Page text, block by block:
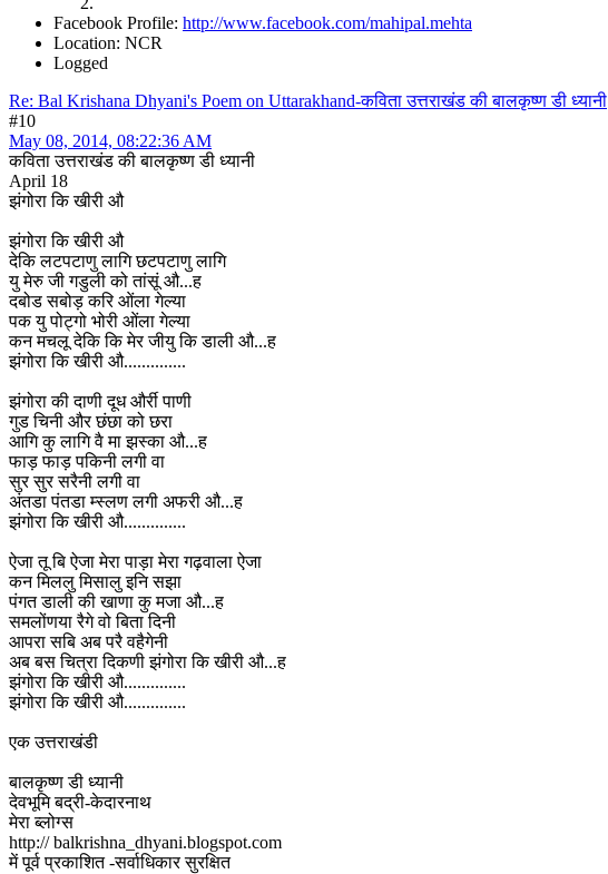
Facebook Profile: http://www.facebook.com/mahipal.mehta
Location: NCR
Logged
Re: Bal Krishana Dhyani's Poem on Uttarakhand-कविता उत्तराखंड की बालकृष्ण डी ध्यानी
#10
May 08, 2014, 08:22:36 AM
कविता उत्तराखंड की बालकृष्ण डी ध्यानी
April 18
झंगोरा कि खीरी औ
झंगोरा कि खीरी औ
देकि लटपटाणु लागि छटपटाणु लागि
यु मेरु जी गडुली को तांसूं औ...ह
दबोड सबोड़ करि ओंला गेल्या
पक यु पोट्गो भोरी ओंला गेल्या
कन मचलू देकि कि मेर जीयु कि डाली औ...ह
झंगोरा कि खीरी औ..............
झंगोरा की दाणी दूध और्री पाणी
गुड चिनी और छंछा को छरा
आगि कु लागि वै मा झस्का औ...ह
फाड़ फाड़ पकिनी लगी वा
सुर सुर सरैनी लगी वा
अंतडा पंतडा म्स्लण लगी अफरी औ...ह
झंगोरा कि खीरी औ..............
ऐजा तू बि ऐजा मेरा पाड़ा मेरा गढ़वाला ऐजा
कन मिललु मिसालु इनि सझा
पंगत डाली की खाणा कु मजा औ...ह
समलोंणया रैगे वो बिता दिनी
आपरा सबि अब परै वहैगेनी
अब बस चित्रा दिकणी झंगोरा कि खीरी औ...ह
झंगोरा कि खीरी औ..............
झंगोरा कि खीरी औ..............
एक उत्तराखंडी
बालकृष्ण डी ध्यानी
देवभूमि बद्री-केदारनाथ
मेरा ब्लोग्स
http:// balkrishna_dhyani.blogspot.com
में पूर्व प्रकाशित -सर्वाधिकार सुरक्षित